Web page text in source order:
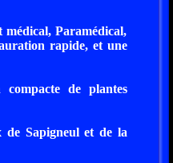
médical, Paramédical,
rapide, et une
de plantes
Sapigneul et de la